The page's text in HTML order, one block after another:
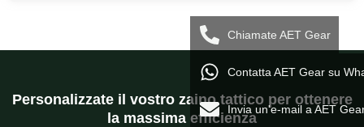
Personalizzate il vostro zaino tattico per ottenere
la massima efficienza
Chiamate AET Gear
Contatta AET Gear su
Invia un'e-mail a AET